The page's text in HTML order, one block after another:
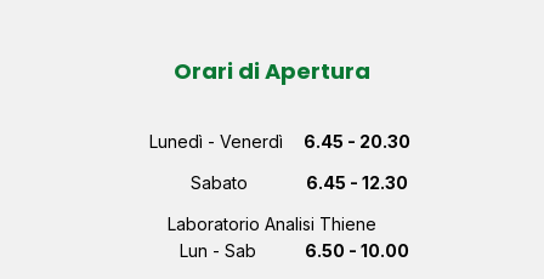
Orari di Apertura
Lunedì - Venerdì
6.45 - 20.30
Sabato
6.45 - 12.30
Laboratorio Analisi Thiene
Lun - Sab
6.50 - 10.00